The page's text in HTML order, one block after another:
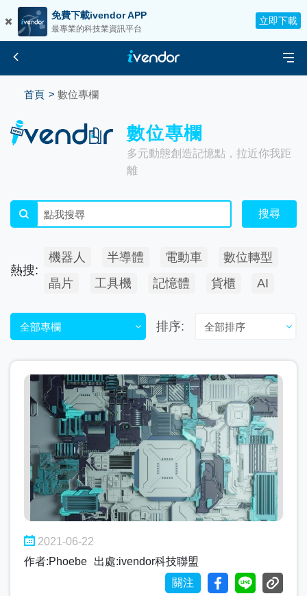
免費下載ivendor APP
最專業的科技業資訊平台
立即下載
首頁 數位專欄
數位專欄
多元動態創造記憶點，拉近你我距
離
搜尋
熱搜:
機器人 半導體 電動車
數位轉型
晶片
工具機 記憶體 貨櫃 AI
全部專欄 排序: 全部排序
2021-06-22
作者:Phoebe
出處:ivendor科技聯盟
關注